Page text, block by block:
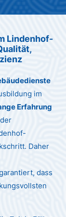
Lindenhof-
im
Erfahrung
Daher
dass